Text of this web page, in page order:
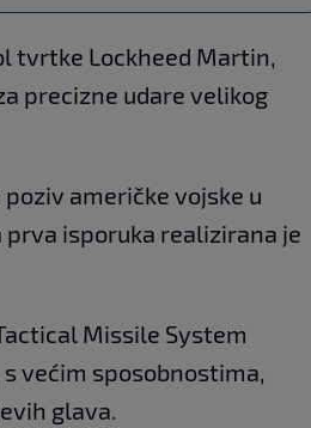
tvrtke Lockheed Martin,
precizne udare velikog
poziv američke vojske u
prva isporuka realizirana je
Missile System
većim sposobnostima,
glava.